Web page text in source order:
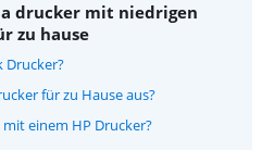
drucker mit niedrigen
zu hause
Drucker?
für zu Hause aus?
einem HP Drucker?